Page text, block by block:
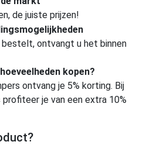
de juiste prijzen!
bestelt, ontvangt u het binnen
kopen?
ontvang je 5% korting. Bij
je van een extra 10%